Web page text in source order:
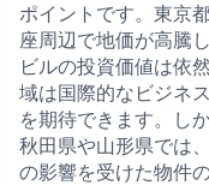
ポイントです。東京
座周辺で地価が高騰
ビルの投資価値は依
域は国際的なビジネ
を期待できます。し
秋田県や山形県では
の影響を受けた物件